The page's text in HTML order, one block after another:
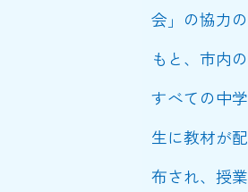
会」の協力の
もと、 市内の
すべての中学
生に教材が配
布され、授業